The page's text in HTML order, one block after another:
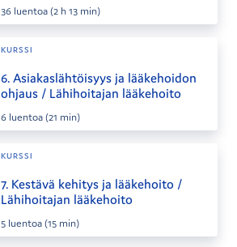
36 luentoa(2 h 13 min)
KURSSI
6. Asiakaslähtöisyys ja lääkehoidon
ohjaus / Lähihoitajan lääkehoito
6 luentoa(21 min)
KURSSI
7. Kestävä kehitys ja lääkehoito /
Lähihoitajan lääkehoito
5 luentoa(15 min)